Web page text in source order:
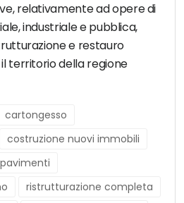
relativamente ad opere di
industriale e pubblica,
e restauro
territorio della regione
cartongesso
costruzione nuovi immobili
pavimenti
ristrutturazione completa